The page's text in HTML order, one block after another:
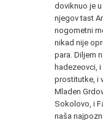
doviknuo je
njegov tast
nogometni
nikad nije
para. Diljem
hadezeovci,
prostitutke, i
Mladen
Sokolovo, i
naša